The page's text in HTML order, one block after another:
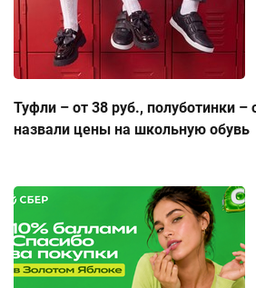
Туфли – от 38 руб., полуботинки –
назвали цены на школьную обувь